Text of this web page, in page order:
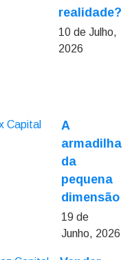
realidade?
10 de Julho,
2026
A
armadilha
da
pequena
dimensão
19 de
Junho, 2026